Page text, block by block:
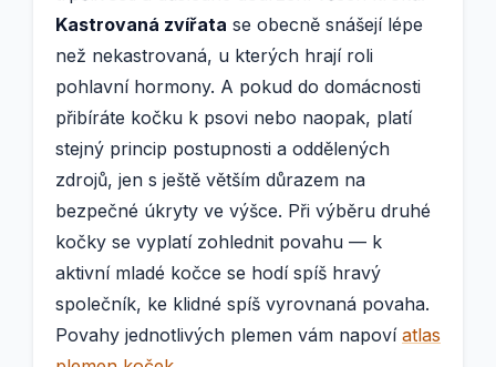
Kastrovaná zvířata se obecně snášejí lépe
než nekastrovaná, u kterých hrají roli
pohlavní hormony. A pokud do domácnosti
přibíráte kočku k psovi nebo naopak, platí
stejný princip postupnosti a oddělených
zdrojů, jen s ještě větším důrazem na
bezpečné úkryty ve výšce. Při výběru druhé
kočky se vyplatí zohlednit povahu — k
aktivní mladé kočce se hodí spíš hravý
společník, ke klidné spíš vyrovnaná povaha.
Povahy jednotlivých plemen vám napoví atlas